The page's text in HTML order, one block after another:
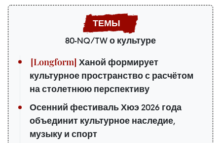
80-NQ/TW о культуре
Ханой формирует
культурное пространство с расчётом
на столетнюю перспективу
Осенний фестиваль Хюэ 2026 года
объединит культурное наследие,
музыку и спорт